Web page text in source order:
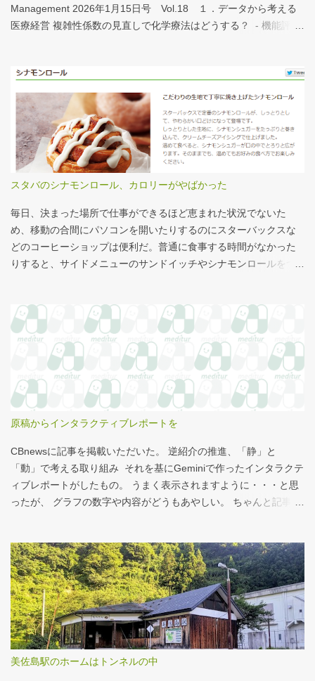
れほど大きくない。人が一緒に写っている新聞記事（ （まちの記
憶）武蔵国府跡 東京都府中市：朝日新聞デジタル ）を見れば、
い。平均値で見ても情報は十分でないかもしれない。しかし、ヒ
ストグラムなどをあわせて見れば、相対的なポジションが分かり
やすい。朝日新聞の記事は、人が一緒に写っているので大きさを
把握しやすい。 そういえば、大きさ比較でタバコの箱を横に並べ
るのって、最近見かけないなぁ・・・。このご時世、タバコはNG
なのか？？
Management 2026年1月15日号 Vol.18 １．データから考える
医療経営 複雑性係数の見直しで化学療法はどうする？ - 機能評価
は微妙だ・・・と言い続けて10数年、ようやく見直されるよう
だ。ただ、その見直し内容も微妙では？？？というのが記事の主
旨。 AIにまとめさせるとこんな感じ。 日頃、各方面から「話が長
い」と言われているので、自分が話すよりAIが話した方がよいと
言われるのは時間の問題だろう。
スタバのシナモンロール、カロリーがやばかった
毎日、決まった場所で仕事ができるほど恵まれた状況でないた
め、移動の合間にパソコンを開いたりするのにスターバックスな
どのコーヒーショップは便利だ。普通に食事する時間がなかった
りすると、サイドメニューのサンドイッチやシナモンロールをつ
気になっていた。お腹の肉がだいぶたるんできたのは、こいつの
せいもあるのではないかと。 シナモンロール 556kcal 出所：
http://www.starbucks.co.jp/allergy/pdf/allergen-food.pdf 調べてビ
ビった。これはまずい。下手な食事以上のカロリーだ。 この
556kcalがどのくらいヤバイのか、スターバックス以上に良く行く
マクドナルドで考えてみる。（ちなみにマクドナルドは食事目的
とカロリーがほぼ同じもの（530kcal～580kcal）を次のマクドナ
ルド商品から２つ選んでください ハンバーガー ビッグマック ダブ
ルクォーターパウンダー・チーズ フィレオフィッシュ てりやきマ
ックバーガー マックフライポテト（S) マックフライポテト（M)
マックフライポテト（L) 正解は続きで。
原稿からインタラクティブレポートを
CBnewsに記事を掲載いただいた。 逆紹介の推進、「静」と
「動」で考える取り組み それを基にGeminiで作ったインタラクテ
ィブレポートがしたもの。 うまく表示されますように・・・と思
ったが、 グラフの数字や内容がどうもあやしい。 ちゃんと記事を
みの比較 患者の視点 解決策 なぜ「逆紹介」が重要なのか？ 医師
の働き方改革が進む中、大病院の外来負担軽減は喫緊の課題で
す。その鍵となるのが、地域の診療所へ患者を紹介する「逆紹
介」の推進です。しかし、その取り組みには大きな壁が存在しま
す。このレポートでは、データに基づき現状を分析し、未来への
道筋を探ります。 課題：大病院に集中する「再診」患者 紹介状の
美佐島駅のホームはトンネルの中